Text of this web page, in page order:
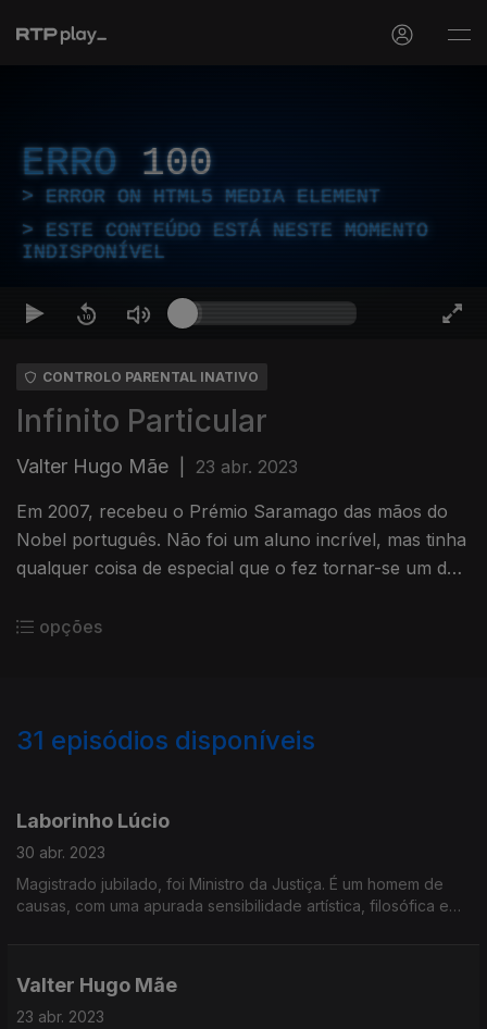
ERRO 100
ERROR ON HTML5 MEDIA ELEMENT
ESTE CONTEÚDO ESTÁ NESTE MOMENTO
INDISPONÍVEL
CONTROLO PARENTAL INATIVO
Infinito Particular
Valter Hugo Mãe 23 abr. 2023
Em 2007, recebeu o Prémio Saramago das mãos do
Nobel português. Não foi um aluno incrível, mas tinha
qualquer coisa de especial que o fez tornar-se um dos
opções
31 episódios disponíveis
Laborinho Lúcio
30 abr. 2023
Magistrado jubilado, foi Ministro da Justiça. É um homem de
causas, com uma apurada sensibilidade artística, filosófica e
Valter Hugo Mãe
23 abr. 2023